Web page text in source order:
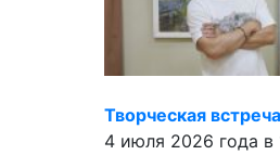
Творческая
4 июля 2026 года в